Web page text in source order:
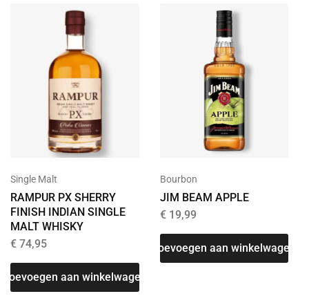
Single Malt
RAMPUR PX SHERRY
FINISH INDIAN SINGLE
MALT WHISKY
€ 74,95
Toevoegen aan winkelwagen
Bourbon
JIM BEAM APPLE
€19,99
Toevoegen aan winkelwagen